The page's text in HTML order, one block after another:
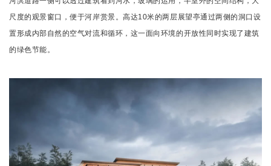
尺度的观景窗口，便于河岸赏景。高达10米的两层展望亭通过两侧的洞口设
置形成内部自然的空气对流和循环，这一面向环境的开放性同时实现了建筑
的绿色节能。